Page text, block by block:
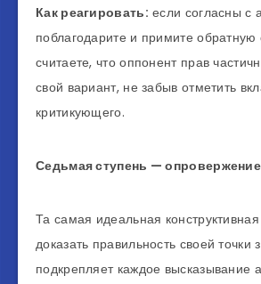
Как реагировать: если согласны с
поблагодарите и примите обратную
считаете, что оппонент прав
свой вариант, не забыв отметить
критикующего.
Седьмая ступень —
Та самая идеальная
доказать правильность своей точки
подкрепляет каждое высказывание